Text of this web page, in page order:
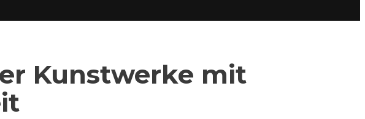
Kunstwerke mit